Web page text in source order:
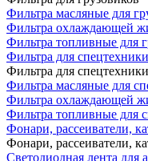
Фильтра масляные для
Фильтра охлаждающей
Фильтра топливные для
Фильтра для спецтехники
Фильтра для спецтехники
Фильтра масляные для
Фильтра охлаждающей
Фильтра топливные для
Фонари, рассеиватели,
Фонари, рассеиватели,
Светодиодная лента для